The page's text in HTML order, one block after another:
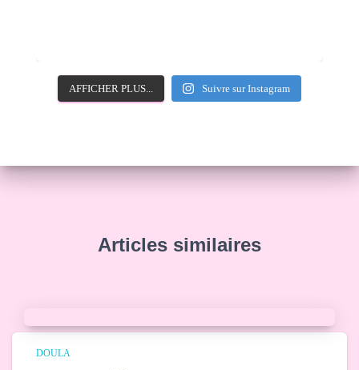
AFFICHER PLUS... Suivre sur Instagram
Articles similaires
DOULA